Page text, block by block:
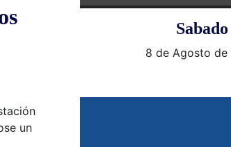
un
Sabado
8 de Agosto de